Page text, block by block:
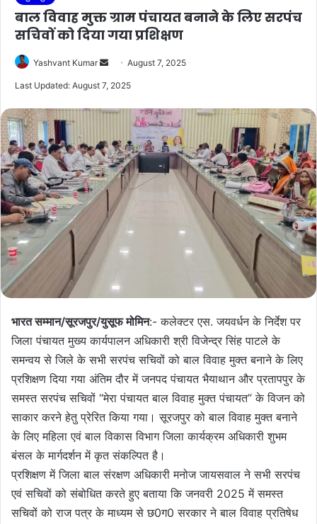
बाल विवाह मुक्त ग्राम पंचायत बनाने के लिए सरपंच
सचिवों को दिया गया प्रशिक्षण
Yashvant Kumar
Send August 7, 2025
Last Updated: August 7, 2025
भारत सम्मान/सूरजपुर/युसूफ मोमिन:- कलेक्टर एस. जयवर्धन के निर्देश पर
जिला पंचायत मुख्य कार्यपालन अधिकारी श्री विजेन्द्र सिंह पाटले के
समन्वय से जिले के सभी सरपंच सचिवों को बाल विवाह मुक्त बनाने के लिए
प्रशिक्षण दिया गया अंतिम दौर में जनपद पंचायत भैयाथान और प्रतापपुर के
समस्त सरपंच सचिवों “मेरा पंचायत बाल विवाह मुक्त पंचायत” के विजन को
साकार करने हेतु प्रेरित किया गया। सूरजपुर को बाल विवाह मुक्त बनाने
के लिए महिला एवं बाल विकास विभाग जिला कार्यक्रम अधिकारी शुभम
बंसल के मार्गदर्शन में कृत संकल्पित है।
प्रशिक्षण में जिला बाल संरक्षण अधिकारी मनोज जायसवाल ने सभी सरपंच
एवं सचिवों को संबोधित करते हुए बताया कि जनवरी 2025 में समस्त
सचिवों को राज पत्र के माध्यम से छ0ग0 सरकार ने बाल विवाह प्रतिषेध